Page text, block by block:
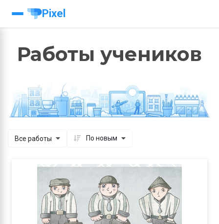
Pixel
Работы учеников
Все работы По новым